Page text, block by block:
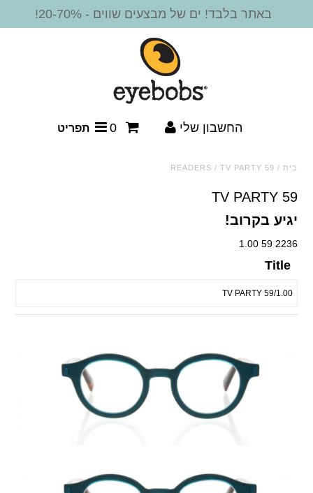
מסגרות משקפיים
משקפי שמש
משקפי שמש - קריאה
משקפי שמש ביפוקל
אביזרים
SALE
באתר בלבד! ים של מבצעים שווים - 20-70%!
החשבון שלי 0 תפריט
בית /
READERS / TV PARTY 59
TV PARTY 59
יגיע בקרוב!
2236 59 1.00
Title